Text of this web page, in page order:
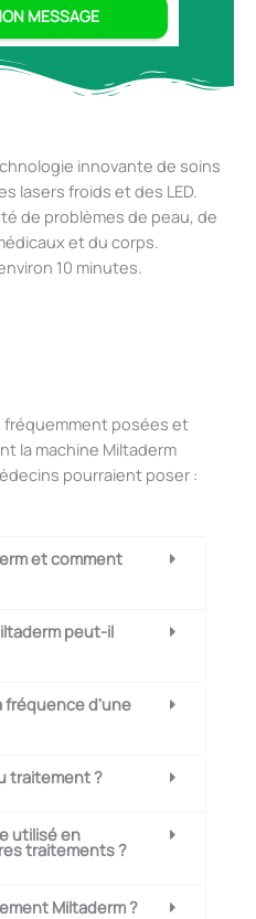
MESSAGE
innovante de soins
lasers froids et des LED.
de problèmes de peau, de
et du corps.
10 minutes.
posées et
la machine Miltaderm
pourraient poser :
et comment
peut-il
fréquence d'une
traitement ?
utilisé en
traitements ?
Miltaderm ?